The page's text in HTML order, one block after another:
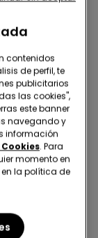
reciclada
2ª unidad al -50%
con
de Microfibra
contenidos
de perfil, te
publicitarios
las cookies",
este banner
navegando y
información
. Para
momento en
en la política de